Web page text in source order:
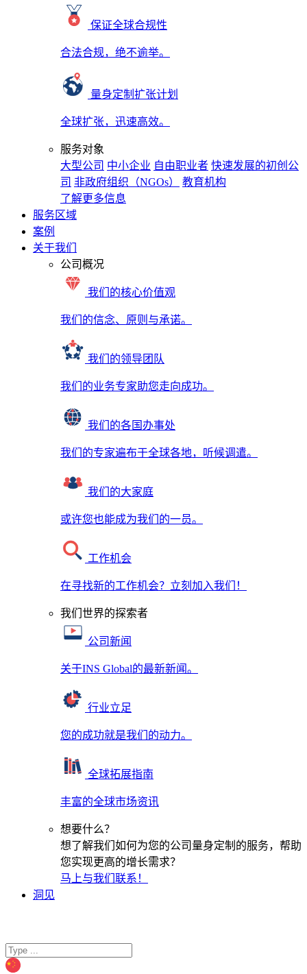
保证全球合规性
合法合规，绝不逾举。
量身定制扩张计划
全球扩张，迅速高效。
服务对象
大型公司 中小企业 自由职业者 快速发展的初创公
司 非政府组织（NGOs）
教育机构
了解更多信息
服务区域
案例
关于我们
公司概况
我们的核心价值观
我们的信念、原则与承诺。
我们的领导团队
我们的业务专家助您走向成功。
我们的各国办事处
我们的专家遍布于全球各地，听候调遣。
我们的大家庭
或许您也能成为我们的一员。
工作机会
在寻找新的工作机会？立刻加入我们！
我们世界的探索者
公司新闻
关于INS Global的最新新闻。
行业立足
您的成功就是我们的动力。
全球拓展指南
丰富的全球市场资讯
想要什么？
想了解我们如何为您的公司量身定制的服务，帮助
您实现更高的增长需求？
马上与我们联系！
洞见